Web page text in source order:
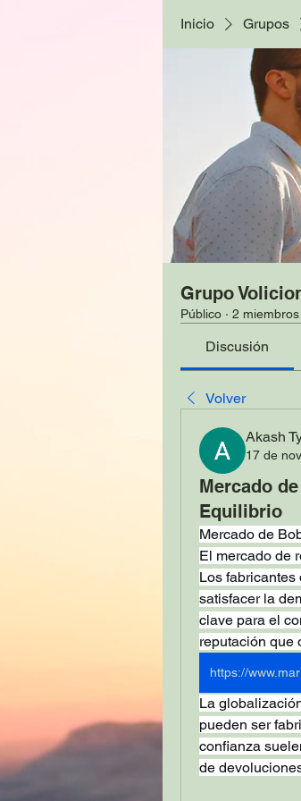
Inicio Grupos
Grupo
Público · 2 miembros
Discusión
Volver
Akash
17 de
Mercado
Equilibrio
Mercado de
El mercado de
Los
satisfacer la
clave para el
reputación que
La
pueden ser
confianza
de